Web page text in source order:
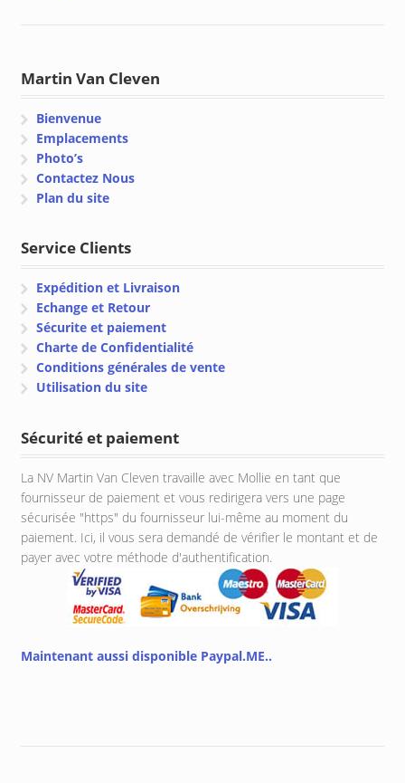
Martin Van Cleven
Bienvenue
Emplacements
Photo’s
Contactez Nous
Plan du site
Service Clients
Expédition et Livraison
Echange et Retour
Sécurite et paiement
Charte de Confidentialité
Conditions générales de vente
Utilisation du site
Sécurité et paiement
La NV Martin Van Cleven travaille avec Mollie en tant que
fournisseur de paiement et vous redirigera vers une page
sécurisée "https" du fournisseur lui-même au moment du
paiement. Ici, il vous sera demandé de vérifier le montant et de
payer avec votre méthode d'authentification.
Maintenant aussi disponible Paypal.ME..